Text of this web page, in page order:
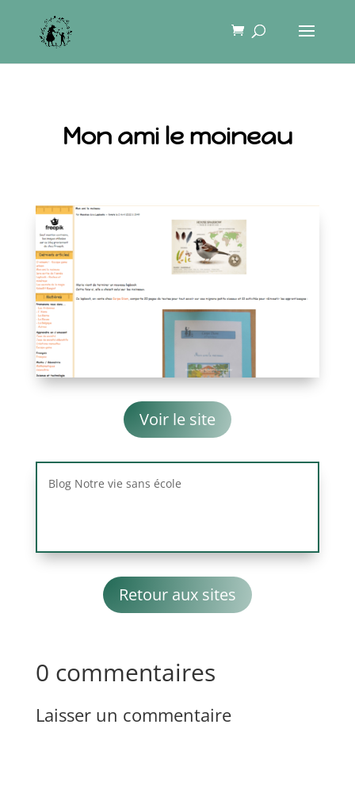
Mon ami le moineau
Voir le site
Blog Notre vie sans école
Retour aux sites
0 commentaires
Laisser un commentaire